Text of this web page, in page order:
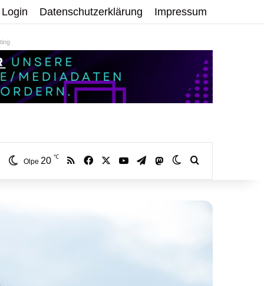
Login Datenschutzerklärung Impressum
Olpe 20 ℃ RSS Facebook YouTubeTelegramMastodonSkin umschalten